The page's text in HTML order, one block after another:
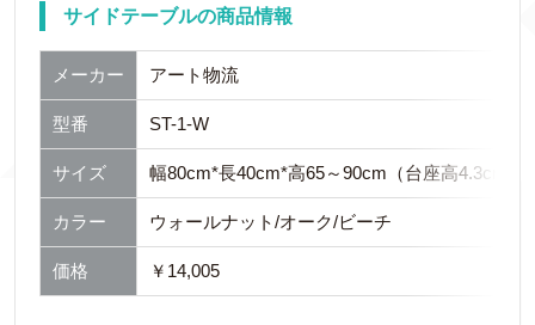
サイドテーブルの商品情報
メーカー アート物流
型番 ST-1-W
サイズ 幅80cm*長40cm*高65～90cm（台座高4.3cm)
カラー ウォールナット/オーク/ビーチ
価格 ￥14,005